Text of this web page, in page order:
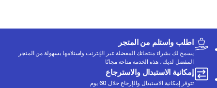
اطلب واستلم من المتجر
يسمح لك بشراء منتجاتك المفضلة عبر الإنترنت واستلامها بسهولة من المتجر
المفضل لديك ، هذه الخدمة متاحة مجانًا
إمكانية الاستبدال والاسترجاع
تتوفر إمكانية الاستبدال والإرجاع خلال 60 يوم